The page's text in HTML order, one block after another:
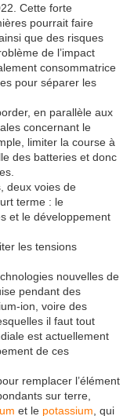
Cette forte
pourrait faire
que des risques
de l’impact
consommatrice
pour séparer les
en parallèle aux
concernant le
limiter la course à
des batteries et donc
deux voies de
terme : le
et le développement
les tensions
nouvelles de
pendant des
ion, voire des
il faut tout
est actuellement
de ces
remplacer l’élément
sur terre,
et le potassium , qui